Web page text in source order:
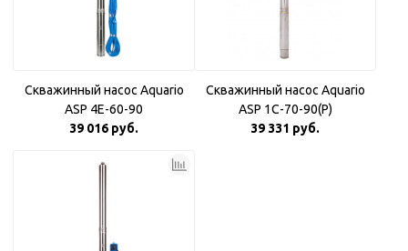
Скважинный насос Aquario
ASP 4E-60-90
39 016 руб.
Скважинный насос Aquario
ASP 1С-70-90(P)
39 331 руб.